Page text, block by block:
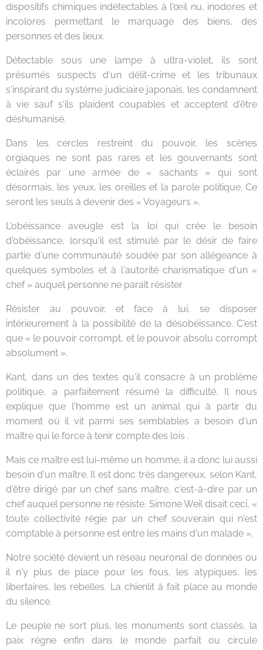
dispositifs chimiques indétectables à l'œil nu, inodores et
incolores permettant le marquage des biens, des
personnes et des lieux.
Détectable sous une lampe à ultra-violet, ils sont
présumés suspects d'un délit-crime et les tribunaux
s'inspirant du système judiciaire japonais, les condamnent
à vie sauf s'ils plaident coupables et acceptent d'être
déshumanisé.
Dans les cercles restreint du pouvoir, les scènes
orgiaques ne sont pas rares et les gouvernants sont
éclairés par une armée de « sachants » qui sont
désormais, les yeux, les oreilles et la parole politique. Ce
seront les seuls à devenir des « Voyageurs ».
L'obéissance aveugle est la loi qui crée le besoin
d'obéissance, lorsqu'il est stimulé par le désir de faire
partie d'une communauté soudée par son allégeance à
quelques symboles et à l'autorité charismatique d'un «
chef » auquel personne ne paraît résister
Résister au pouvoir, et face à lui, se disposer
intérieurement à la possibilité de la désobéissance. C'est
que « le pouvoir corrompt, et le pouvoir absolu corrompt
absolument ».
Kant, dans un des textes qu'il consacre à un problème
politique, a parfaitement résumé la difficulté. Il nous
explique que l'homme est un animal qui à partir du
moment où il vit parmi ses semblables a besoin d'un
maître qui le force à tenir compte des lois .
Mais ce maître est lui-même un homme, il a donc lui aussi
besoin d'un maître. Il est donc très dangereux, selon Kant,
d'être dirigé par un chef sans maître, c'est-à-dire par un
chef auquel personne ne résiste. Simone Weil disait ceci, «
toute collectivité régie par un chef souverain qui n'est
comptable à personne est entre les mains d'un malade ».
Notre société devient un réseau neuronal de données ou
il n'y plus de place pour les fous, les atypiques, les
libertaires, les rebelles. La chienlit à fait place au monde
du silence.
Le peuple ne sort plus, les monuments sont classés, la
paix règne enfin dans le monde parfait ou circule